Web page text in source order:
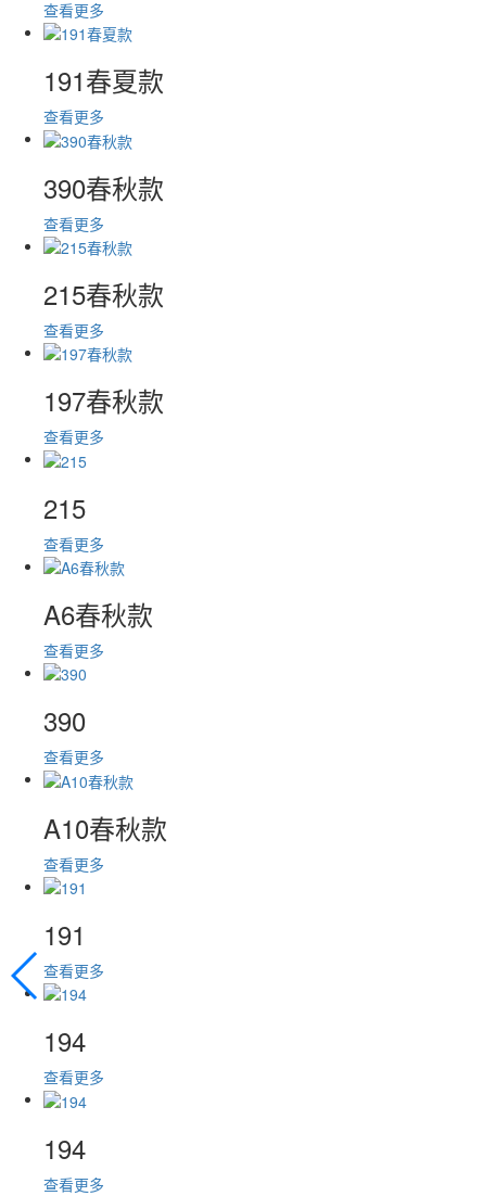
查看更多
191春夏款
查看更多
390春秋款
查看更多
215春秋款
查看更多
197春秋款
查看更多
215
查看更多
A6春秋款
查看更多
390
查看更多
A10春秋款
查看更多
191
查看更多
194
查看更多
194
查看更多